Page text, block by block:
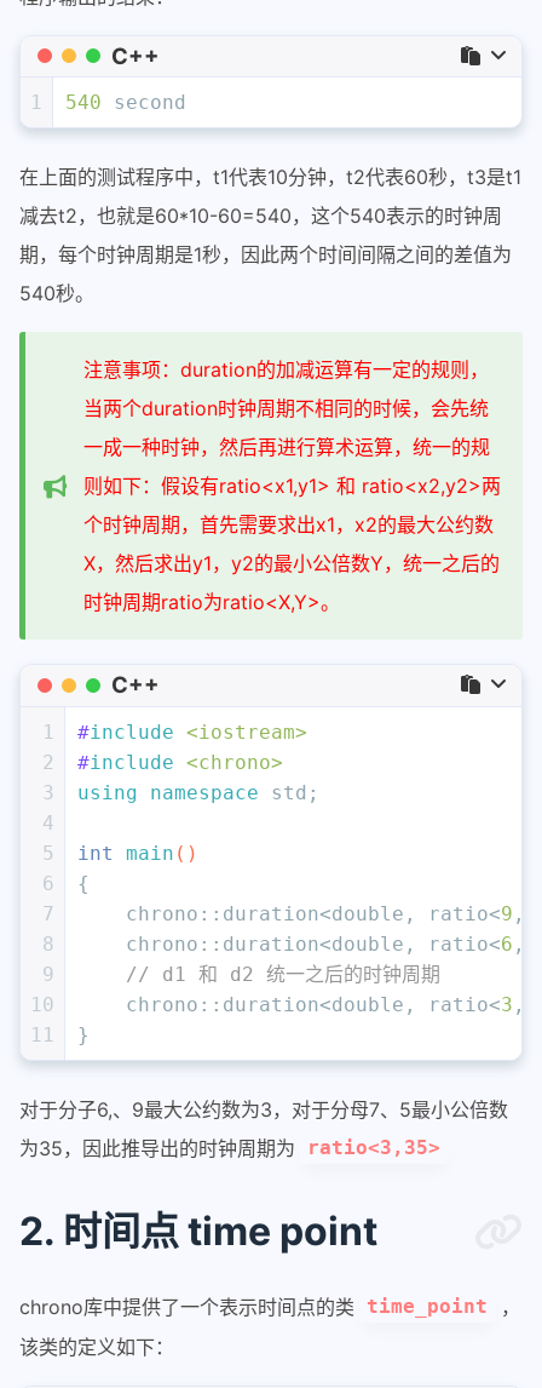
C++
1 540 second
在上面的测试程序中，t1代表10分钟，t2代表60秒，t3是t1
减去t2，也就是60*10-60=540，这个540表示的时钟周
期，每个时钟周期是1秒，因此两个时间间隔之间的差值为
540秒。
注意事项：duration的加减运算有一定的规则，
当两个duration时钟周期不相同的时候，会先统
一成一种时钟，然后再进行算术运算，统一的规
则如下：假设有ratio<x1,y1> 和 ratio<x2,y2>两
个时钟周期，首先需要求出x1，x2的最大公约数
X，然后求出y1，y2的最小公倍数Y，统一之后的
时钟周期ratio为ratio<X,Y>。
C++
1
2
3
4
5
6
7
8
9
10
11
#include <iostream>
#include <chrono>
using
namespace std;
int main ()
{
    chrono::duration<
double , ratio<9 ,
    chrono::duration<
double , ratio<6 ,
// d1 和 d2 统一之后的时钟周期
    chrono::duration<
double , ratio<3 ,
}
对于分子6,、9最大公约数为3，对于分母7、5最小公倍数
为35，因此推导出的时钟周期为
ratio<3,35>
2. 时间点 time point
chrono库中提供了一个表示时间点的类 time_point
，
该类的定义如下：